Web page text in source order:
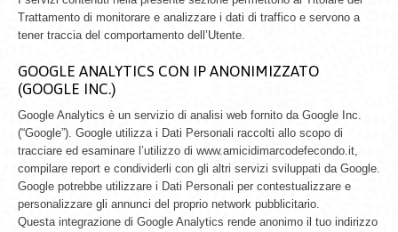
Trattamento di monitorare e analizzare i dati di traffico e servono a
tener traccia del comportamento dell’Utente.
GOOGLE ANALYTICS CON IP ANONIMIZZATO
(GOOGLE INC.)
Google Analytics è un servizio di analisi web fornito da Google Inc.
(“Google”). Google utilizza i Dati Personali raccolti allo scopo di
tracciare ed esaminare l’utilizzo di www.amicidimarcodefecondo.it,
compilare report e condividerli con gli altri servizi sviluppati da Google.
Google potrebbe utilizzare i Dati Personali per contestualizzare e
personalizzare gli annunci del proprio network pubblicitario.
Questa integrazione di Google Analytics rende anonimo il tuo indirizzo